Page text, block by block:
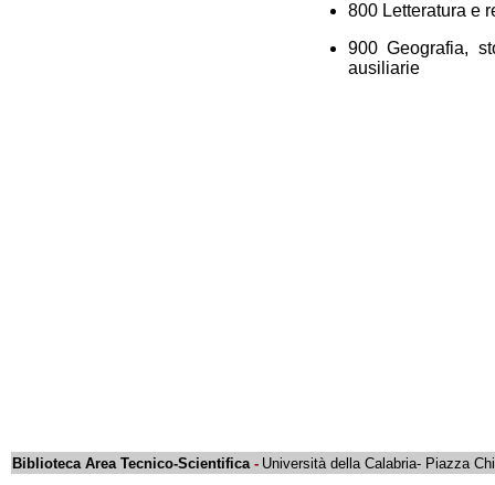
800 Letteratura e
900 Geografia,
ausiliarie
Biblioteca Area Tecnico-Scientifica- Università della Calabria- Piazza